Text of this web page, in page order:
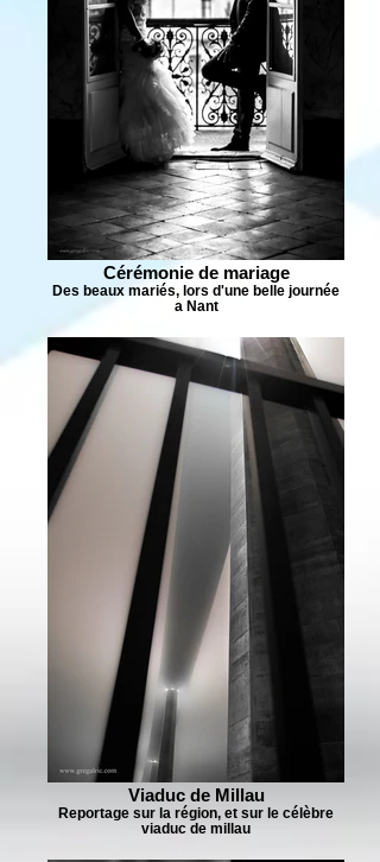
Cérémonie de mariage
Des beaux mariés, lors d'une belle journée
a Nant
Viaduc de Millau
Reportage sur la région, et sur le célèbre
viaduc de millau